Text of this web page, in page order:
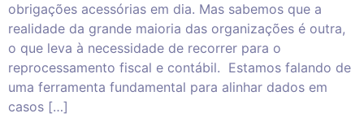
obrigações acessórias em dia. Mas sabemos que a
realidade da grande maioria das organizações é outra,
o que leva à necessidade de recorrer para o
reprocessamento fiscal e contábil. Estamos falando de
uma ferramenta fundamental para alinhar dados em
casos […]